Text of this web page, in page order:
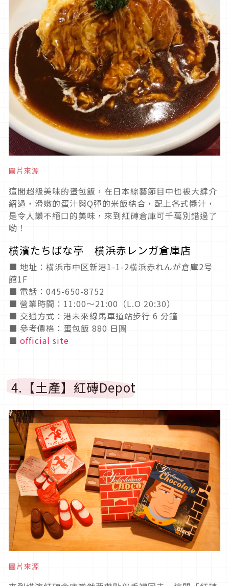
圖片來源
這間超級美味的蛋包飯，在日本綜藝節目中也被大肆介
紹過，滑嫩的蛋汁與Q彈的米飯結合，配上各式醬汁，
是令人讚不絕口的美味，來到紅磚倉庫可千萬別錯過了
喲！
横濱たちばな亭 横浜赤レンガ倉庫店
■ 地址：横浜市中区新港1-1-2横浜赤れんが倉庫2号
館1F
■ 電話：045-650-8752
■ 營業時間：11:00～21:00（L.O 20:30）
■ 交通方式：港未來線馬車道站步行 6 分鐘
■ 參考價格：蛋包飯 880 日圓
■ official site
4.【土產】紅磚Depot
圖片來源